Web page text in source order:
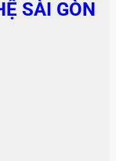
SÀI GÒN